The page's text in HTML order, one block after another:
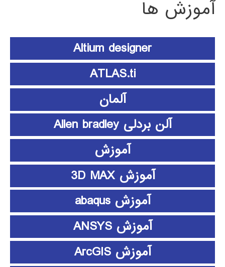
آموزش ها
Altium designer
ATLAS.ti
آلمان
آلن بردلی Allen bradley
آموزش
آموزش 3D MAX
آموزش abaqus
آموزش ANSYS
آموزش ArcGIS